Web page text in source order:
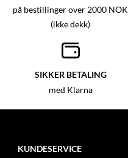
på bestillinger over 2000 NOK
(ikke dekk)
SIKKER BETALING
med Klarna
KUNDESERVICE